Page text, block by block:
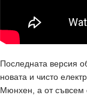
Последната версия
новата и чисто
Мюнхен, а от съвсем